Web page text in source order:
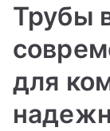
Трубы
для